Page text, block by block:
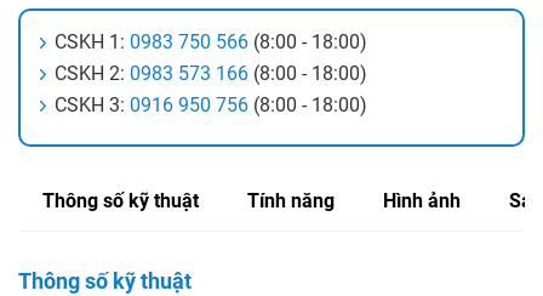
CSKH 1: 0983 750 566 (8:00 - 18:00)
CSKH 2: 0983 573 166 (8:00 - 18:00)
CSKH 3: 0916 950 756 (8:00 - 18:00)
Thông số kỹ thuật Tính năng Hình ảnh
Thông số kỹ thuật